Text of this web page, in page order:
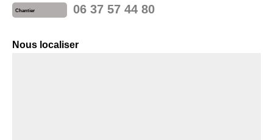
Chantier 06 37 57 44 80
Nous localiser